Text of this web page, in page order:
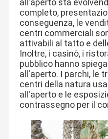
all'aperto sta
completo,
conseguenza, le
centri commerciali
attivabili al tatto e
Inoltre, i casinò, i
pubblico hanno
all'aperto. I parchi, le
centri della natura
all'aperto e le
contrassegno per il